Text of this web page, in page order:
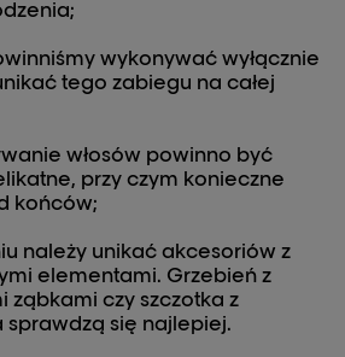
wykonywać wyłącznie
tego zabiegu na całej
włosów powinno być
przy czym konieczne
końców;
należy unikać akcesoriów z
elementami. Grzebień z
ząbkami czy szczotka z
sprawdzą się najlepiej.